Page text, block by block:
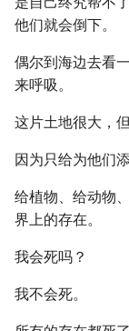
他们就会倒下。
偶尔到海边去看
来呼吸。
这片土地很大，
因为只给为他们
给植物、给动物
界上的存在。
我会死吗？
我不会死。